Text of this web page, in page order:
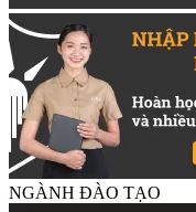
NGÀNH ĐÀO TẠO